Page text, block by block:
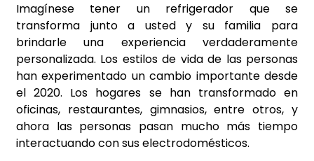
Imagínese tener un refrigerador que se
transforma junto a usted y su familia para
brindarle una experiencia verdaderamente
personalizada. Los estilos de vida de las personas
han experimentado un cambio importante desde
el 2020. Los hogares se han transformado en
oficinas, restaurantes, gimnasios, entre otros, y
ahora las personas pasan mucho más tiempo
interactuando con sus electrodomésticos.